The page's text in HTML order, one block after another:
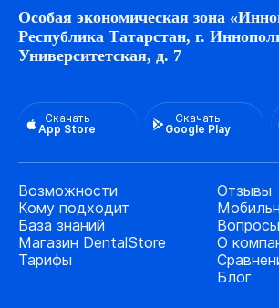
Особая экономическая зона
Республика Татарстан, г.
Университетская, д. 7
Скачать
App Store
Скачать
Google Play
Возможности
Кому подходит
База знаний
Магазин DentalStore
Тарифы
Отзывы
Вопросы
О
Блог